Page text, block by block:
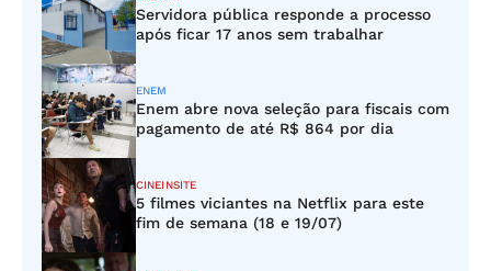
Servidora pública responde a processo
após ficar 17 anos sem trabalhar
ENEM
Enem abre nova seleção para fiscais com
pagamento de até R$ 864 por dia
CINEINSITE
5 filmes viciantes na Netflix para este
fim de semana (18 e 19/07)